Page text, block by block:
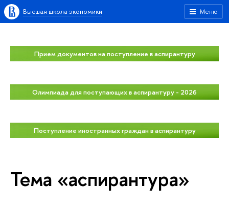
Меню
Высшая школа экономики
Прием документов на поступление в аспирантуру
Олимпиада для поступающих в аспирантуру - 2026
Поступление иностранных граждан в аспирантуру
Тема «аспирантура»